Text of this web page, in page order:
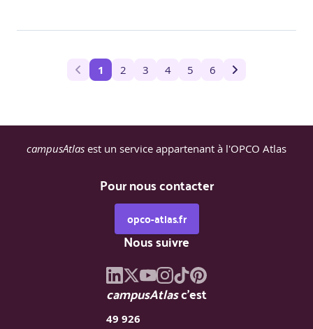
1 2 3 4 5 6
campusAtlas est un service appartenant à l'OPCO Atlas
Pour nous contacter
opco-atlas.fr
Nous suivre
campusAtlasc'est
49 926